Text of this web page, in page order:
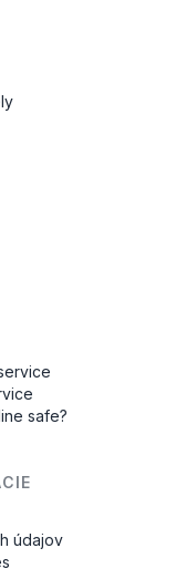
safe?
údajov